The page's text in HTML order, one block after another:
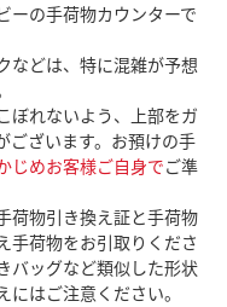
ーの手荷物カウンターで
などは、特に混雑が予想
ぼれないよう、上部をガ
ございます。お預けの手
じめお客様ご自身でご準
荷物引き換え証と手荷物
手荷物をお引取りくださ
バッグなど類似した形状
はご注意ください。